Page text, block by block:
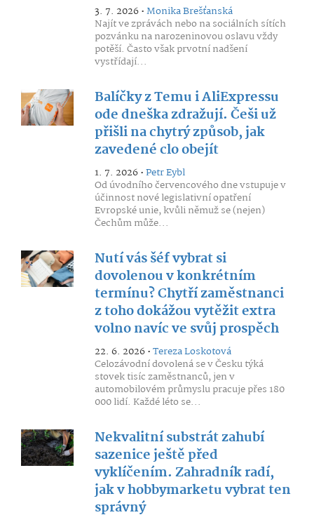
3. 7. 2026 •Monika Brešťanská
Najít ve zprávách nebo na sociálních sítích
pozvánku na narozeninovou oslavu vždy
potěší. Často však prvotní nadšení
vystřídají...
Balíčky z Temu i AliExpressu
ode dneška zdražují. Češi už
přišli na chytrý způsob, jak
zavedené clo obejít
1. 7. 2026 •Petr Eybl
Od úvodního červencového dne vstupuje v
účinnost nové legislativní opatření
Evropské unie, kvůli němuž se (nejen)
Čechům může...
Nutí vás šéf vybrat si
dovolenou v konkrétním
termínu? Chytří zaměstnanci
z toho dokážou vytěžit extra
volno navíc ve svůj prospěch
22. 6. 2026 •Tereza Loskotová
Celozávodní dovolená se v Česku týká
stovek tisíc zaměstnanců, jen v
automobilovém průmyslu pracuje přes 180
000 lidí. Každé léto se...
Nekvalitní substrát zahubí
sazenice ještě před
vyklíčením. Zahradník radí,
jak v hobbymarketu vybrat ten
správný